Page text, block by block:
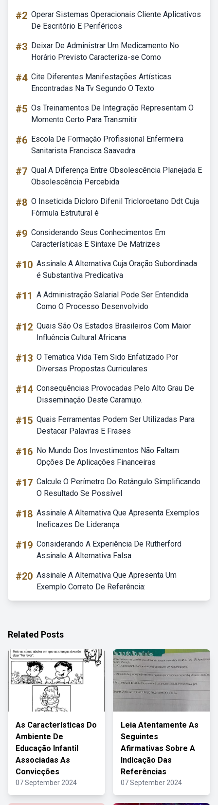
#2 Operar Sistemas Operacionais Cliente Aplicativos
De Escritório E Periféricos
#3 Deixar De Administrar Um Medicamento No
Horário Previsto Caracteriza-se Como
#4 Cite Diferentes Manifestações Artísticas
Encontradas Na Tv Segundo O Texto
#5 Os Treinamentos De Integração Representam O
Momento Certo Para Transmitir
#6 Escola De Formação Profissional Enfermeira
Sanitarista Francisca Saavedra
#7 Qual A Diferença Entre Obsolescência Planejada E
Obsolescência Percebida
#8 O Inseticida Dicloro Difenil Tricloroetano Ddt Cuja
Fórmula Estrutural é
#9 Considerando Seus Conhecimentos Em
Características E Sintaxe De Matrizes
#10 Assinale A Alternativa Cuja Oração Subordinada
é Substantiva Predicativa
#11 A Administração Salarial Pode Ser Entendida
Como O Processo Desenvolvido
#12 Quais São Os Estados Brasileiros Com Maior
Influência Cultural Africana
#13 O Tematica Vida Tem Sido Enfatizado Por
Diversas Propostas Curriculares
#14 Consequências Provocadas Pelo Alto Grau De
Disseminação Deste Caramujo.
#15 Quais Ferramentas Podem Ser Utilizadas Para
Destacar Palavras E Frases
#16 No Mundo Dos Investimentos Não Faltam
Opções De Aplicações Financeiras
#17 Calcule O Perímetro Do Retângulo Simplificando
O Resultado Se Possível
#18 Assinale A Alternativa Que Apresenta Exemplos
Ineficazes De Liderança.
#19 Considerando A Experiência De Rutherford
Assinale A Alternativa Falsa
#20 Assinale A Alternativa Que Apresenta Um
Exemplo Correto De Referência:
Related Posts
As Características Do
Ambiente De
Educação Infantil
Associadas As
Convicções
07 September 2024
Leia Atentamente As
Seguintes
Afirmativas Sobre A
Indicação Das
Referências
07 September 2024